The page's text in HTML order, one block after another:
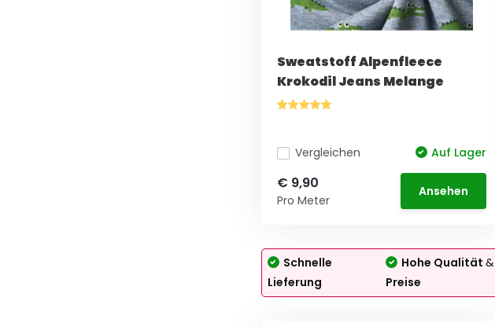
Sweatstoff Alpenfleece
Krokodil Jeans Melange
Vergleichen Auf Lager
€ 9,90
Pro Meter
Ansehen
Schnelle
Lieferung
Hohe Qualität&
Preise